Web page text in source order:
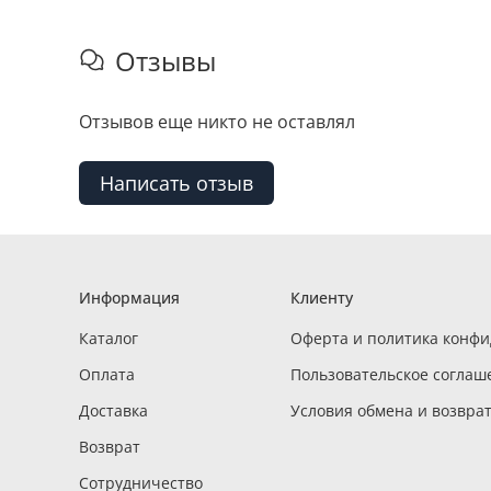
Отзывы
Отзывов еще никто не оставлял
Написать отзыв
Информация
Каталог
Оплата
Доставка
Возврат
Сотрудничество
Клиенту
Оферта и политика
Пользовательское
Условия обмена и